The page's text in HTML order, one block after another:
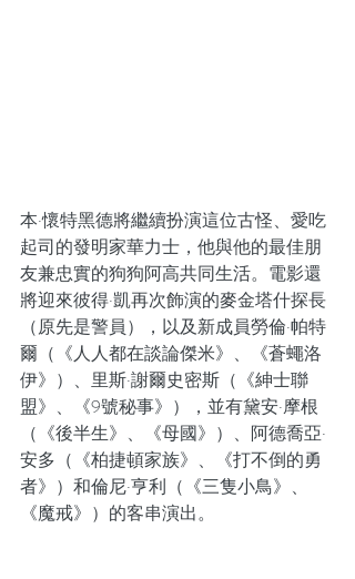
本·懷特黑德將繼續扮演這位古怪、愛吃
起司的發明家華力士，他與他的最佳朋
友兼忠實的狗狗阿高共同生活。電影還
將迎來彼得·凱再次飾演的麥金塔什探長
（原先是警員），以及新成員勞倫·帕特
爾（《人人都在談論傑米》、《蒼蠅洛
伊》）、里斯·謝爾史密斯（《紳士聯
盟》、《9號秘事》），並有黛安·摩根
（《後半生》、《母國》）、阿德喬亞·
安多（《柏捷頓家族》、《打不倒的勇
者》）和倫尼·亨利（《三隻小鳥》、
《魔戒》）的客串演出。